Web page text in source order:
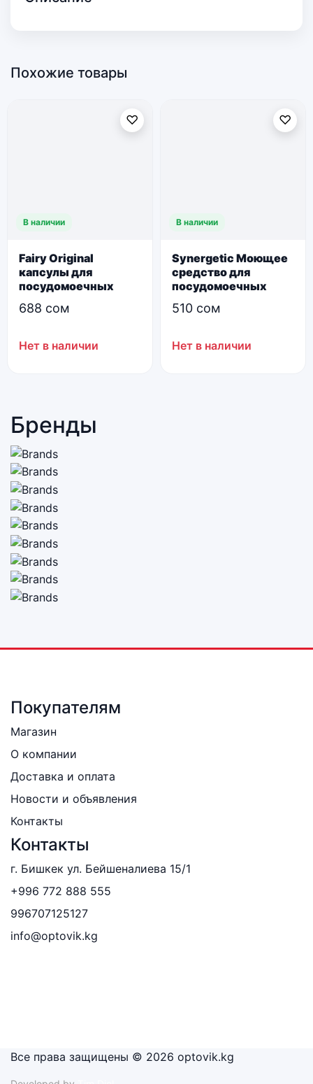
Похожие товары
В наличии
♡
Fairy Original
капсулы для
посудомоечных
машин, лимон, 24шт
688 сом
Нет в наличии
В наличии
♡
Synergetic Моющее
средство для
посудомоечных
машин 1,0 л
510 сом
Нет в наличии
Бренды
Покупателям
Магазин
О компании
Доставка и оплата
Новости и объявления
Контакты
Контакты
г. Бишкек ул. Бейшеналиева 15/1
+996 772 888 555
996707125127
info@optovik.kg
Все права защищены © 2026 optovik.kg